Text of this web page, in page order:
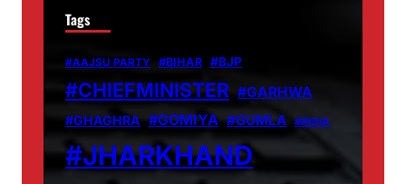
Tags
#AAJSU PARTY #BIHAR #BJP
#CHIEFMINISTER #GARHWA
#GHAGHRA #GOMIYA #GUMLA #INDIA
#JHARKHAND